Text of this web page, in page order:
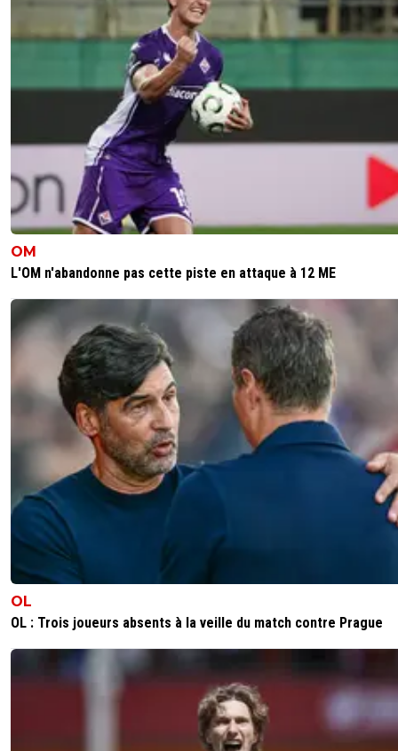
OM
L'OM n'abandonne pas cette piste en attaque à 12 ME
OL
OL : Trois joueurs absents à la veille du match contre Prague